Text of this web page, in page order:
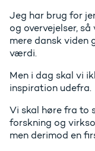
Jeg har brug for
og overvejelser,
mere dansk viden
værdi.
Men i dag skal vi
inspiration udefra.
Vi skal høre fra to
forskning og
men derimod en